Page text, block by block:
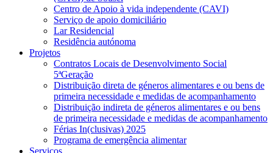
Centro de Apoio à vida independente (CAVI)
Serviço de apoio domiciliário
Lar Residencial
Residência autónoma
Projetos
Contratos Locais de Desenvolvimento Social
5ªGeração
Distribuição direta de géneros alimentares e ou bens de
primeira necessidade e medidas de acompanhamento
Distribuição indireta de géneros alimentares e ou bens
de primeira necessidade e medidas de acompanhamento
Férias In(clusivas) 2025
Programa de emergência alimentar
Serviços